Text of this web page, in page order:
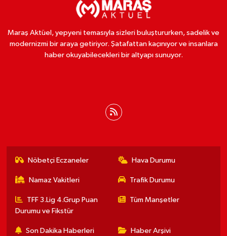
Maraş Aktüel, yepyeni temasıyla sizleri buluştururken, sadelik ve
modernizmi bir araya getiriyor. Şatafattan kaçınıyor ve insanlara
haber okuyabilecekleri bir altyapı sunuyor.
Nöbetçi Eczaneler Hava Durumu
Namaz Vakitleri Trafik Durumu
TFF 3.Lig 4.Grup Puan
Durumu ve Fikstür
Tüm Manşetler
Son Dakika Haberleri Haber Arşivi